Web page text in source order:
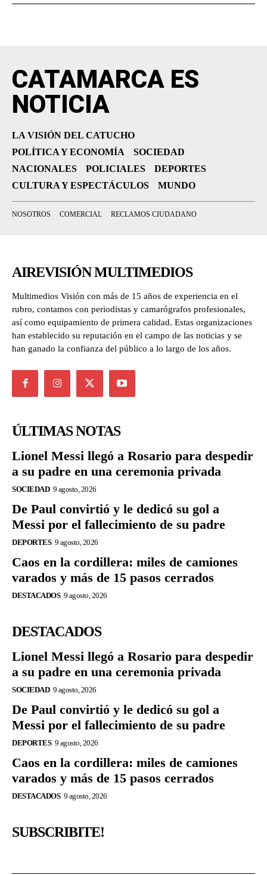
CATAMARCA ES
NOTICIA
LA VISIÓN DEL CATUCHO
POLÍTICA Y ECONOMÍA
SOCIEDAD
NACIONALES
POLICIALES
DEPORTES
CULTURA Y ESPECTÁCULOS
MUNDO
NOSOTROS COMERCIAL RECLAMOS CIUDADANO
AIREVISIÓN MULTIMEDIOS
Multimedios Visión con más de 15 años de experiencia en el
rubro, contamos con periodistas y camarógrafos profesionales,
así como equipamiento de primera calidad. Estas organizaciones
han establecido su reputación en el campo de las noticias y se
han ganado la confianza del público a lo largo de los años.
ÚLTIMAS NOTAS
Lionel Messi llegó a Rosario para despedir
a su padre en una ceremonia privada
SOCIEDAD 9 agosto, 2026
De Paul convirtió y le dedicó su gol a
Messi por el fallecimiento de su padre
DEPORTES 9 agosto, 2026
Caos en la cordillera: miles de camiones
varados y más de 15 pasos cerrados
DESTACADOS 9 agosto, 2026
DESTACADOS
Lionel Messi llegó a Rosario para despedir
a su padre en una ceremonia privada
SOCIEDAD 9 agosto, 2026
De Paul convirtió y le dedicó su gol a
Messi por el fallecimiento de su padre
DEPORTES 9 agosto, 2026
Caos en la cordillera: miles de camiones
varados y más de 15 pasos cerrados
DESTACADOS 9 agosto, 2026
SUBSCRIBITE!